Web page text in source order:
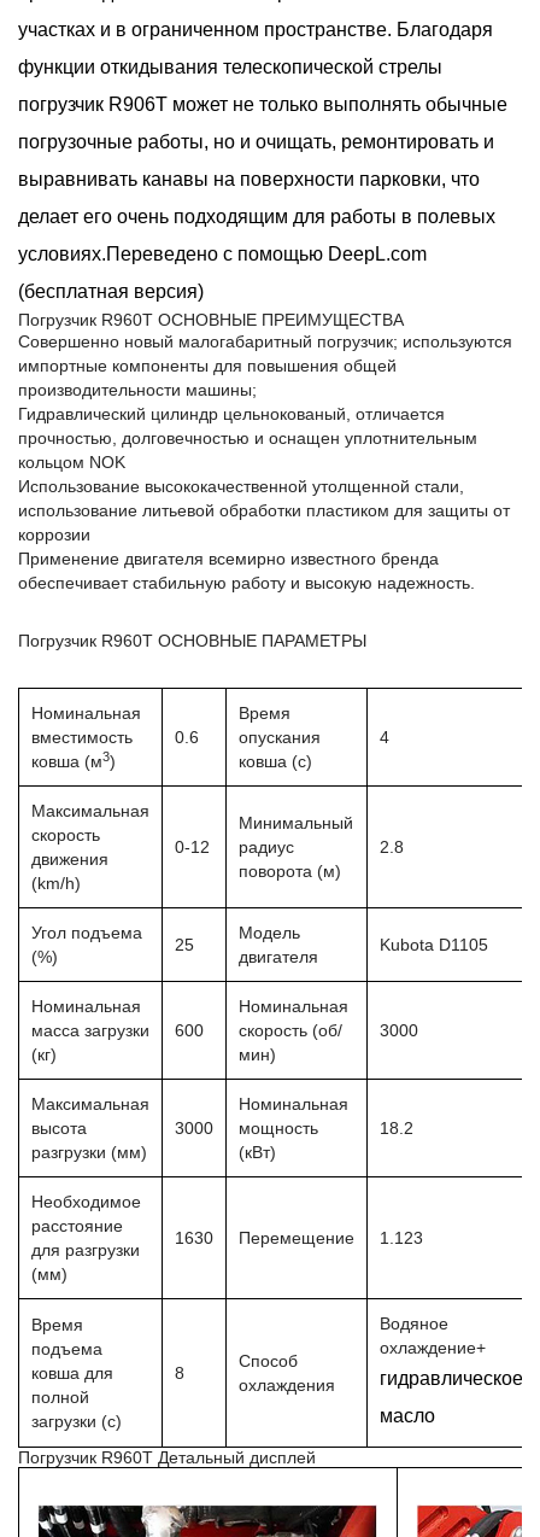
участках и в ограниченном пространстве. Благодаря
функции откидывания телескопической стрелы
погрузчик R906T может не только выполнять обычные
погрузочные работы, но и очищать, ремонтировать и
выравнивать канавы на поверхности парковки, что
делает его очень подходящим для работы в полевых
условиях.Переведено с помощью DeepL.com
(бесплатная версия)
Погрузчик R960T ОСНОВНЫЕ ПРЕИМУЩЕСТВА
Совершенно новый малогабаритный погрузчик; используются
импортные компоненты для повышения общей
производительности машины;
Гидравлический цилиндр цельнокованый, отличается
прочностью, долговечностью и оснащен уплотнительным
кольцом NOK
Использование высококачественной утолщенной стали,
использование литьевой обработки пластиком для защиты от
коррозии
Применение двигателя всемирно известного бренда
обеспечивает стабильную работу и высокую надежность.
Погрузчик R960T ОСНОВНЫЕ ПАРАМЕТРЫ
Номинальная
вместимость
ковша (м3)
0.6
Время
опускания
ковша (с)
4
Максимальная
скорость
движения
(km/h)
0-12
Минимальный
радиус
поворота (м)
2.8
Угол подъема
(%)
25
Модель
двигателя
Kubota D1105
Номинальная
масса загрузки
(кг)
600
Номинальная
скорость (об/
мин)
3000
Максимальная
высота
разгрузки (мм)
3000
Номинальная
мощность
(кВт)
18.2
Необходимое
расстояние
для разгрузки
(мм)
1630 Перемещение 1.123
Время
подъема
ковша для
полной
загрузки (с)
8
Способ
охлаждения
Водяное
охлаждение+
гидравлическое
масло
Погрузчик R960T Детальный дисплей